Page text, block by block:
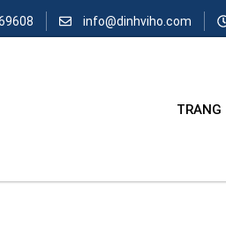
info@dinhviho.com
TRANG